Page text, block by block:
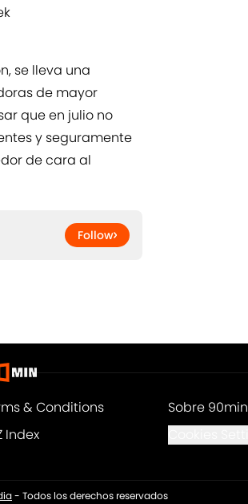
se lleva una
de mayor
que en julio no
y seguramente
de cara al
Follow
& Conditions Sobre 90min
Index
- Todos los derechos reservados